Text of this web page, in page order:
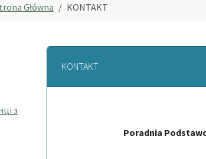
Główna KONTAKT
KONTAKT
Poradnia
з